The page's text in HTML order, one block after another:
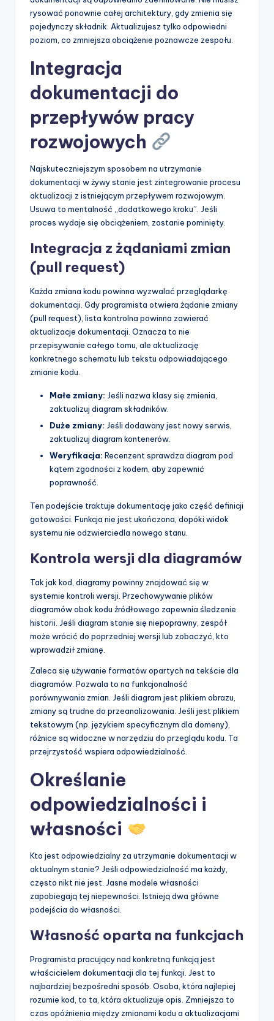
rysować ponownie całej architektury, gdy zmienia się
pojedynczy składnik. Aktualizujesz tylko odpowiedni
poziom, co zmniejsza obciążenie poznawcze zespołu.
Integracja
dokumentacji do
przepływów pracy
rozwojowych
Najskuteczniejszym sposobem na utrzymanie
dokumentacji w żywy stanie jest zintegrowanie procesu
aktualizacji z istniejącym przepływem rozwojowym.
Usuwa to mentalność „dodatkowego kroku”. Jeśli
proces wydaje się obciążeniem, zostanie pominięty.
Integracja z żądaniami zmian
(pull request)
Każda zmiana kodu powinna wyzwalać przeglądarkę
dokumentacji. Gdy programista otwiera żądanie zmiany
(pull request), lista kontrolna powinna zawierać
aktualizacje dokumentacji. Oznacza to nie
przepisywanie całego tomu, ale aktualizację
konkretnego schematu lub tekstu odpowiadającego
zmianie kodu.
Małe zmiany: Jeśli nazwa klasy się zmienia,
zaktualizuj diagram składników.
Duże zmiany: Jeśli dodawany jest nowy serwis,
zaktualizuj diagram kontenerów.
Weryfikacja: Recenzent sprawdza diagram pod
kątem zgodności z kodem, aby zapewnić
poprawność.
Ten podejście traktuje dokumentację jako część definicji
gotowości. Funkcja nie jest ukończona, dopóki widok
systemu nie odzwierciedla nowego stanu.
Kontrola wersji dla diagramów
Tak jak kod, diagramy powinny znajdować się w
systemie kontroli wersji. Przechowywanie plików
diagramów obok kodu źródłowego zapewnia śledzenie
historii. Jeśli diagram stanie się niepoprawny, zespół
może wrócić do poprzedniej wersji lub zobaczyć, kto
wprowadził zmianę.
Zaleca się używanie formatów opartych na tekście dla
diagramów. Pozwala to na funkcjonalność
porównywania zmian. Jeśli diagram jest plikiem obrazu,
zmiany są trudne do przeanalizowania. Jeśli jest plikiem
tekstowym (np. językiem specyficznym dla domeny),
różnice są widoczne w narzędziu do przeglądu kodu. Ta
przejrzystość wspiera odpowiedzialność.
Określanie
odpowiedzialności i
własności
Kto jest odpowiedzialny za utrzymanie dokumentacji w
aktualnym stanie? Jeśli odpowiedzialność ma każdy,
często nikt nie jest. Jasne modele własności
zapobiegają tej niepewności. Istnieją dwa główne
podejścia do własności.
Własność oparta na funkcjach
Programista pracujący nad konkretną funkcją jest
właścicielem dokumentacji dla tej funkcji. Jest to
najbardziej bezpośredni sposób. Osoba, która najlepiej
rozumie kod, to ta, która aktualizuje opis. Zmniejsza to
czas opóźnienia między zmianami kodu a aktualizacjami